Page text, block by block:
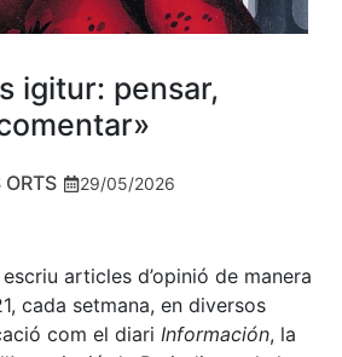
igitur: pensar,
ORTS 29/05/2026
articles d’opinió de manera
cada setmana, en diversos
com el diari Información, la